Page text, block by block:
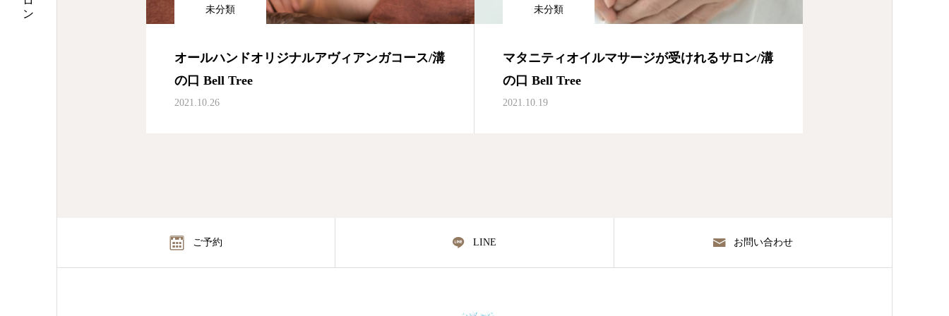
未分類
オールハンドオリジナルアヴィアンガコース/溝
の口 Bell Tree
2021.10.26
未分類
マタニティオイルマサージが受けれるサロン/溝
の口 Bell Tree
2021.10.19
ご予約 LINE お問い合わせ